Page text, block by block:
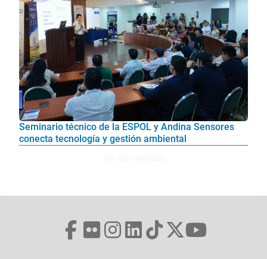
Seminario técnico de la ESPOL y Andina Sensores
conecta tecnología y gestión ambiental